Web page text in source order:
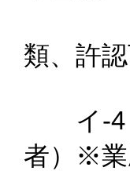
（取
類、許認
イ-4
者）※業